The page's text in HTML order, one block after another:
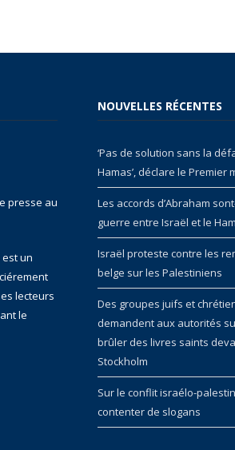
presse au
est un
lecteurs
le
NOUVELLES RÉCENTES
‘Pas de solution sans la
Hamas’, déclare le Premier
Les accords d’Abraham
guerre entre Israël et le
Israël proteste contre les
belge sur les Palestiniens
Des groupes juifs et
demandent aux autorités
brûler des livres saints
Stockholm
Sur le conflit israélo-
contenter de slogans